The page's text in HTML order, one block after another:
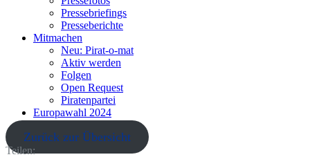
Pressebriefings
Presseberichte
Mitmachen
Neu: Pirat-o-mat
Aktiv werden
Folgen
Open Request
Piratenpartei
Europawahl 2024
Zurück zur Übersicht
Teilen: